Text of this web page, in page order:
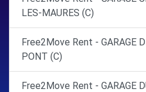
LES-MAURES (C)
Free2Move Rent - GARAGE
PONT (C)
Free2Move Rent - GARAGE